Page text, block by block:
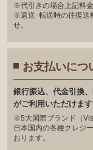
※代引きの場合上記料
※返送･転送時の往復送
せ。
お支払いにつ
銀⾏振込、代⾦引換
がご利⽤いただけます
※5大国際ブランド（
日本国内の各種クレジ
おります。